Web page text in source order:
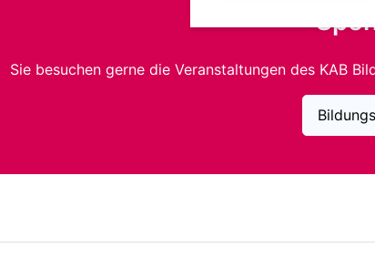
Sie besuchen gerne die Veranstaltungen des KAB